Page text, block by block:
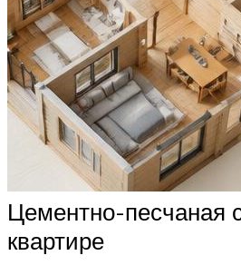
Цементно-песчаная
квартире